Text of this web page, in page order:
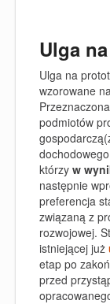
Ulga
Ulga na
wzorowane
podmiotów
którzy w
następnie
preferencja
związaną z
rozwojowej.
istniejącej już
etap po
przed